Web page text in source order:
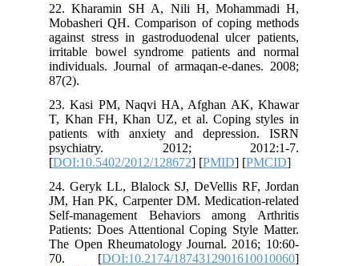
22. Kharamin SH A, Nili H,
Mobasheri QH. Comparison of coping
against stress in gastroduodenal ulcer
irritable bowel syndrome patients
individuals. Journal of armaqan-e-
23. Kasi PM, Naqvi HA, Afghan AK,
T, Khan FH, Khan UZ, et al. Coping
patients with anxiety and
psychiatry. 2012;
[DOI:10.5402/2012/128672
24. Geryk LL, Blalock SJ, DeVellis
JM, Han PK, Carpenter DM.
Self-management Behaviors among
Patients: Does Attentional Coping
The Open Rheumatology Journal.
70. [DOI:10.2174/